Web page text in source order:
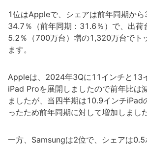
1位はAppleで、シェアは前年同期か
34.7％（前年同期：31.6％）で、出荷
5.2％（700万台）増の1,320万台でト
ます。
Appleは、2024年3Qに11インチと13
iPad Proを展開しましたので前年比は
ましたが、当四半期は10.9インチiPad
ったため前年同期に対して増加しました
一方、Samsungは2位で、シェアは